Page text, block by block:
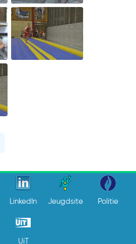
LinkedIn Jeugdsite Politie
UiT